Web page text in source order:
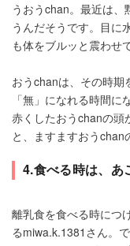
うおうchan。最近は、
うんだそうです。目に
も体をブルッと震わせ
おうchanは、その時期
「無」になれる時間
赤くしたおうchanの頭
と、ますますおうchan
4.食べる時は、あ
離乳食を食べる時につ
るmiwa.k.1381さん。